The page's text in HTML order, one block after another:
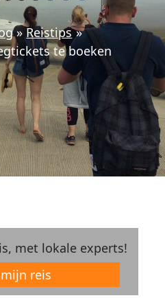
Reistips
te boeken
met lokale experts!
reis